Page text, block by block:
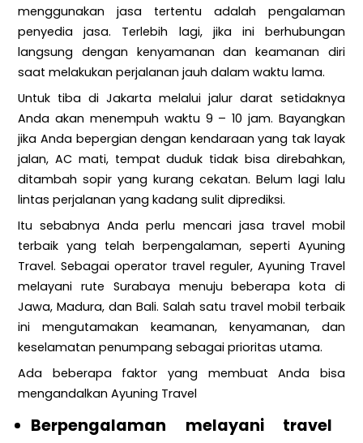
menggunakan jasa tertentu adalah pengalaman
penyedia jasa. Terlebih lagi, jika ini berhubungan
langsung dengan kenyamanan dan keamanan diri
saat melakukan perjalanan jauh dalam waktu lama.
Untuk tiba di Jakarta melalui jalur darat setidaknya
Anda akan menempuh waktu 9 – 10 jam. Bayangkan
jika Anda bepergian dengan kendaraan yang tak layak
jalan, AC mati, tempat duduk tidak bisa direbahkan,
ditambah sopir yang kurang cekatan. Belum lagi lalu
lintas perjalanan yang kadang sulit diprediksi.
Itu sebabnya Anda perlu mencari jasa travel mobil
terbaik yang telah berpengalaman, seperti Ayuning
Travel. Sebagai operator travel reguler, Ayuning Travel
melayani rute Surabaya menuju beberapa kota di
Jawa, Madura, dan Bali. Salah satu travel mobil terbaik
ini mengutamakan keamanan, kenyamanan, dan
keselamatan penumpang sebagai prioritas utama.
Ada beberapa faktor yang membuat Anda bisa
mengandalkan Ayuning Travel
Berpengalaman melayani travel